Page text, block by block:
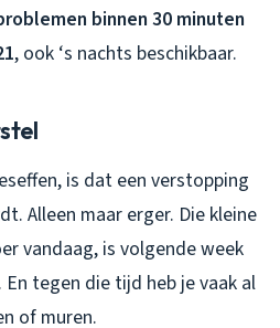
binnen 30 minuten
, ook ‘s nachts beschikbaar.
is dat een verstopping
Alleen maar erger. Die kleine
vandaag, is volgende week
tegen die tijd heb je vaak al
of muren.